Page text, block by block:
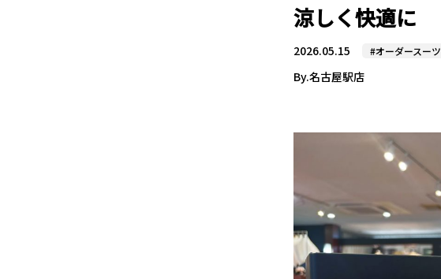
涼しく快適に
2026.05.15 #オーダースーツ
By.名古屋駅店